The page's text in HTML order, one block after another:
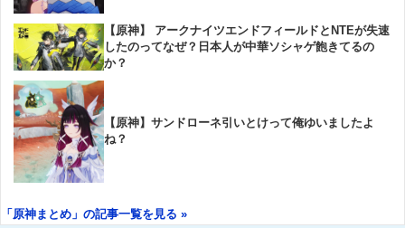
【原神】 アークナイツエンドフィールドとNTEが失速
したのってなぜ？日本人が中華ソシャゲ飽きてるの
か？
【原神】サンドローネ引いとけって俺ゆいましたよ
ね？
「原神まとめ」の記事一覧を見る »